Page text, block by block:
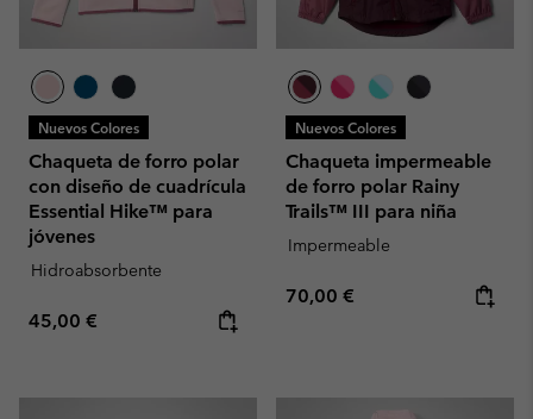
Nuevos Colores
Chaqueta de forro polar
con diseño de cuadrícula
Essential Hike™ para
jóvenes
Hidroabsorbente
Regular price:
45,00 €
Nuevos Colores
Chaqueta impermeable
de forro polar Rainy
Trails™ III para niña
Impermeable
Regular price:
70,00 €